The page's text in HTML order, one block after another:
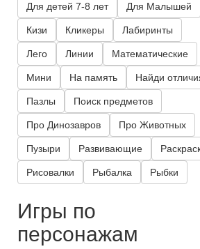
Для детей 7-8 лет Для Малышей
Кизи Кликеры Лабиринты
Лего Линии Математические
Мини На память Найди
Пазлы Поиск предметов
Про Динозавров Про Животных
Пузыри Развивающие
Рисовалки Рыбалка Рыбки
Игры по
персонажам